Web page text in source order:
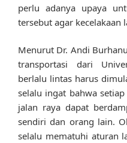
perlu adanya upaya
tersebut agar kecelakaan
Menurut Dr. Andi
transportasi dari
berlalu lintas harus
selalu ingat bahwa
jalan raya dapat
sendiri dan orang lain.
selalu mematuhi aturan